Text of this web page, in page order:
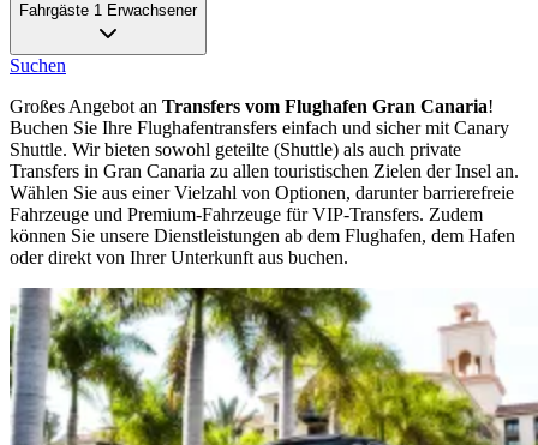
Fahrgäste 1 Erwachsener
Suchen
Großes Angebot an Transfers vom Flughafen Gran Canaria!
Buchen Sie Ihre Flughafentransfers einfach und sicher mit Canary
Shuttle. Wir bieten sowohl geteilte (Shuttle) als auch private
Transfers in Gran Canaria zu allen touristischen Zielen der Insel an.
Wählen Sie aus einer Vielzahl von Optionen, darunter barrierefreie
Fahrzeuge und Premium-Fahrzeuge für VIP-Transfers. Zudem
können Sie unsere Dienstleistungen ab dem Flughafen, dem Hafen
oder direkt von Ihrer Unterkunft aus buchen.